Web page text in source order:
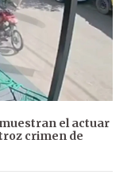
el actuar
crimen de